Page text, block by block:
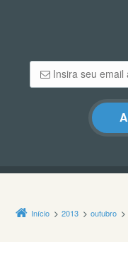
Início 2013 outubro